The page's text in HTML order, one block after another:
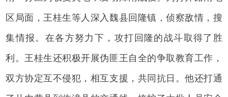
区局面，王桂生等人深入魏县回隆镇，侦察敌情，搜
集情报。在各方努力下，攻打回隆的战斗取得了胜
利。王桂生还积极开展伪匪王自全的争取教育工作，
双方协定互不侵犯，相互支援，共同抗日。他还打通